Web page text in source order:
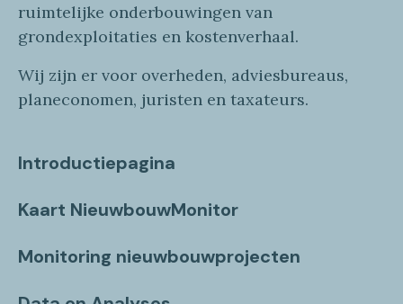
ruimtelijke onderbouwingen van
grondexploitaties en kostenverhaal.
Wij zijn er voor overheden, adviesbureaus,
planeconomen, juristen en taxateurs.
Introductiepagina
Kaart NieuwbouwMonitor
Monitoring nieuwbouwprojecten